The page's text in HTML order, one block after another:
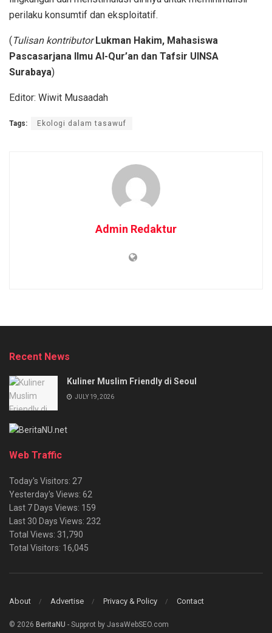
perilaku konsumtif dan eksploitatif.
(Tulisan kontributorLukman Hakim, Mahasiswa
Pascasarjana Ilmu Al-Qur’an dan Tafsir UINSA
Surabaya)
Editor: Wiwit Musaadah
Tags: Ekologi dalam tasawuf
Admin Redaktur
Recent News
Kuliner Muslim Friendly di Seoul
JULY 19, 2026
Web Traffic
Today's Visitors: 27
Yesterday's Views: 62
Last 7 Days Views: 159
Last 30 Days Views: 232
Total Views: 31,790
Total Visitors: 16,045
About Advertise Privacy & Policy Contact
© 2026 BeritaNU - Supprot by JasaWebSEO.com